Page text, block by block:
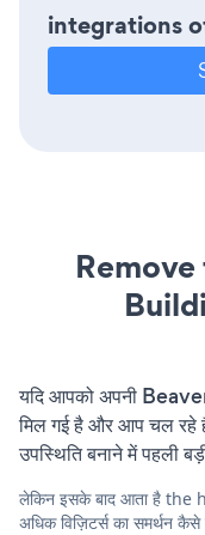
integrations
यदि आपको अपनी
मिल गई है और आप चल रहे
उपस्थिति बनाने में पहली
लेकिन इसके बाद आता है
अधिक विज़िटर्स का समर्थन